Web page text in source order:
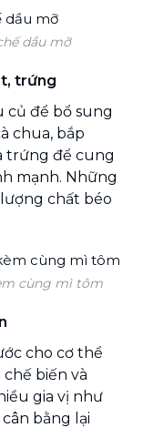
dầu mỡ
trứng
củ để bổ sung
chua, bắp
trứng để cung
mạnh. Những
chất béo
cùng mì tôm
cho cơ thể
biến và
gia vị như
bằng lại